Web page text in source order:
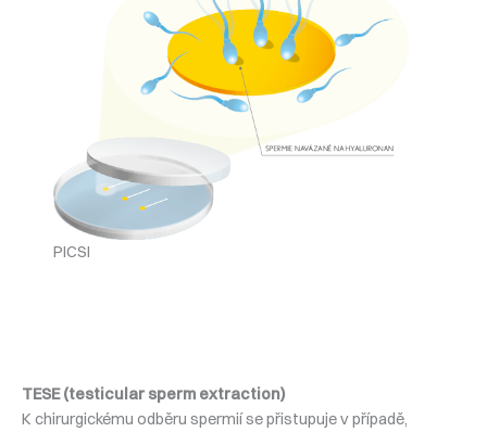
PICSI
TESE (testicular sperm extraction)
K chirurgickému odběru spermií se přistupuje v případě,